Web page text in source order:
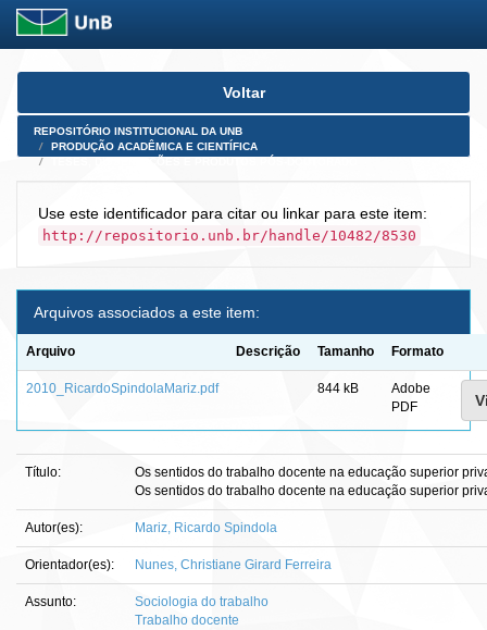
Skip
Voltar
REPOSITÓRIO INSTITUCIONAL DA UNB
PRODUÇÃO ACADÊMICA E CIENTÍFICA
Use este identificador para citar ou linkar para este item:
http://repositorio.unb.br/handle/10482/8530
Arquivos associados a este item:
Arquivo Descrição Tamanho Formato
2010_RicardoSpindolaMariz.pdf 844 kB
Adobe
PDF
Título:
Os sentidos do trabalho docente na educação superior
Os sentidos do trabalho docente na educação superior
Autor(es): Mariz, Ricardo Spindola
Orientador(es): Nunes, Christiane Girard Ferreira
Assunto:
Sociologia do trabalho
Trabalho docente